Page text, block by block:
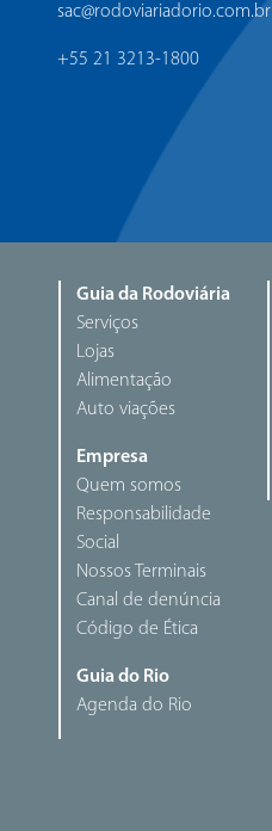
sac@rodoviariadorio.com.br
+55 21 3213-1800
Guia da Rodoviária
Serviços
Lojas
Alimentação
Auto viações
Empresa
Quem somos
Responsabilidade
Social
Nossos Terminais
Canal de denúncia
Código de Ética
Guia do Rio
Agenda do Rio